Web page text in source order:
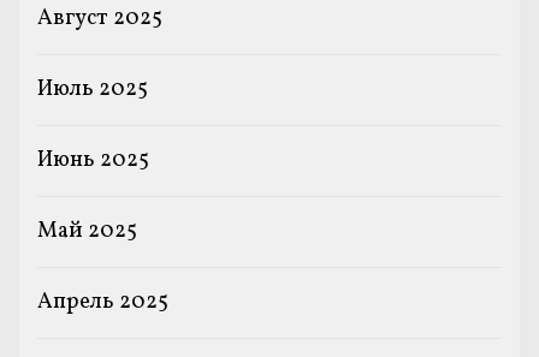
Август 2025
Июль 2025
Июнь 2025
Май 2025
Апрель 2025